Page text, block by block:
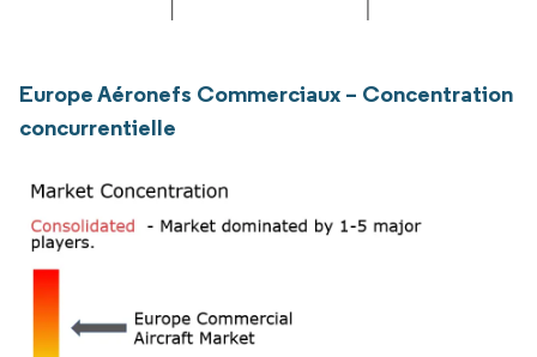
Europe Aéronefs Commerciaux – Concentration
concurrentielle